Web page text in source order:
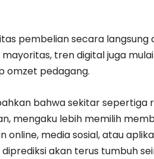
pembelian secara langsung
mayoritas, tren digital juga
omzet pedagang.
bahwa sekitar sepertiga
mengaku lebih memilih
online, media sosial, atau
diprediksi akan terus tumbuh